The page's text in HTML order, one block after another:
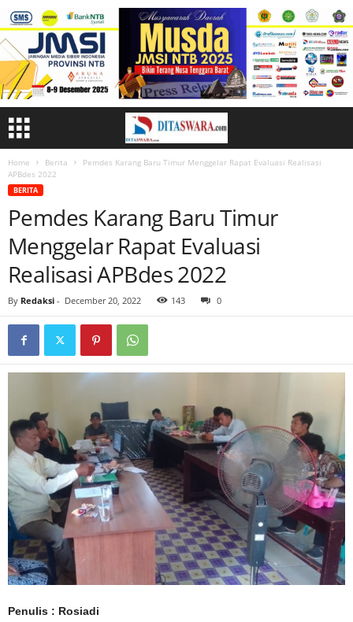
Home Berita
Pemdes Karang Baru Timur Menggelar Rapat Evaluasi Realisasi
APBdes 2022
BERITA
Pemdes Karang Baru Timur
Menggelar Rapat Evaluasi
Realisasi APBdes 2022
By Redaksi - December 20, 2022 143 0
Penulis : Rosiadi